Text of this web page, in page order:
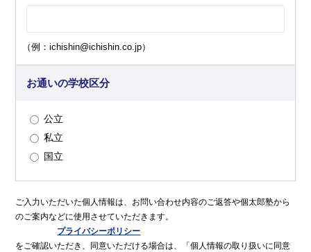
（例：ichishin@ichishin.co.jp）
お通いの学校区分
公立
私立
国立
ご入力いただいた個人情報は、お問い合わせ内容のご返答や個太郎塾から
のご案内などに使用させていただきます。
プライバシーポリシー
をご確認いただき、同意いただける場合は、「個人情報の取り扱いに同意